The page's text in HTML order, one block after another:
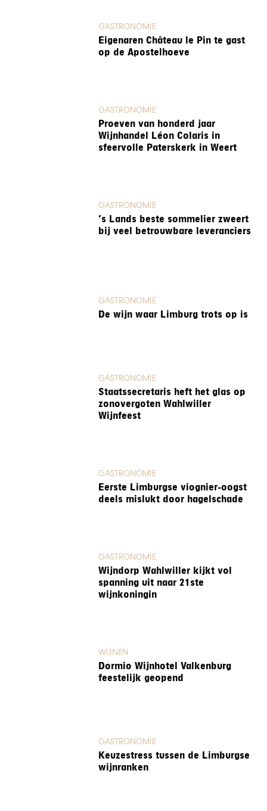
GASTRONOMIE
Eigenaren Château le Pin te gast
op de Apostelhoeve
GASTRONOMIE
Proeven van honderd jaar
Wijnhandel Léon Colaris in
sfeervolle Paterskerk in Weert
GASTRONOMIE
’s Lands beste sommelier zweert
bij veel betrouwbare leveranciers
GASTRONOMIE
De wijn waar Limburg trots op is
GASTRONOMIE
Staatssecretaris heft het glas op
zonovergoten Wahlwiller
Wijnfeest
GASTRONOMIE
Eerste Limburgse viognier-oogst
deels mislukt door hagelschade
GASTRONOMIE
Wijndorp Wahlwiller kijkt vol
spanning uit naar 21ste
wijnkoningin
WIJNEN
Dormio Wijnhotel Valkenburg
feestelijk geopend
GASTRONOMIE
Keuzestress tussen de Limburgse
wijnranken